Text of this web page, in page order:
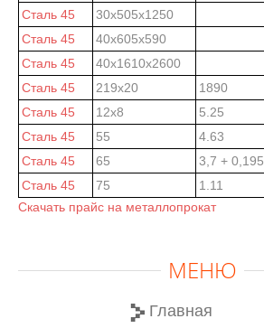
Сталь 45
30х505х1250
Сталь 45
40х605х590
Сталь 45
40х1610х2600
Сталь 45
219х20 1890
Сталь 45
12х8 5.25
Сталь 45
55 4.63
Сталь 45
65 3,7 + 0,195
Сталь 45
75 1.11
Скачать прайс на металлопрокат
МЕНЮ
Главная